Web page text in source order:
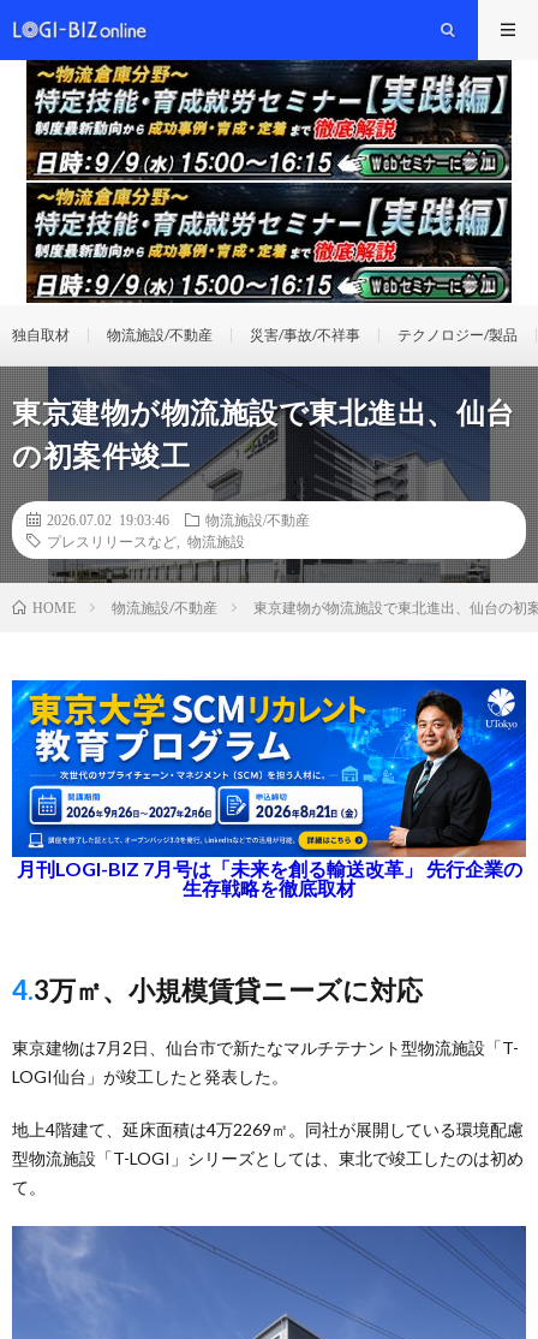
独自取材 物流施設/不動産 災害/事故/不祥事 テクノロジー/製品
東京建物が物流施設で東北進出、仙台
の初案件竣工
2026.07.02 19:03:46
物流施設/不動産
プレスリリースなど
物流施設
HOME 物流施設/不動産 東京建物が物流施設で東北進出、仙台の初
月刊LOGI-BIZ 7月号は「未来を創る輸送改革」 先行企業の
生存戦略を徹底取材
4.3万㎡、小規模賃貸ニーズに対応
東京建物は7月2日、仙台市で新たなマルチテナント型物流施設「T-
LOGI仙台」が竣工したと発表した。
地上4階建て、延床面積は4万2269㎡。同社が展開している環境配慮
型物流施設「T-LOGI」シリーズとしては、東北で竣工したのは初め
て。